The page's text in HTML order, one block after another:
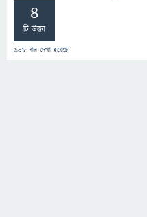
4
টি উত্তর
608 বার দেখা হয়েছে